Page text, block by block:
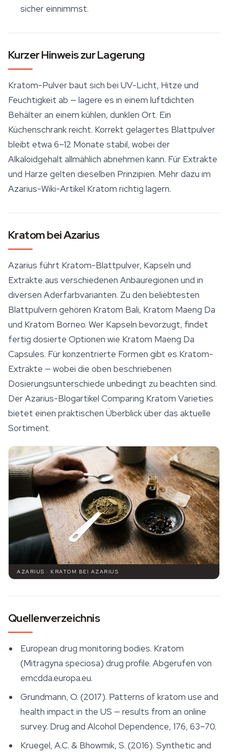
sicher einnimmst.
Kurzer Hinweis zur Lagerung
Kratom-Pulver baut sich bei UV-Licht, Hitze und
Feuchtigkeit ab — lagere es in einem luftdichten
Behälter an einem kühlen, dunklen Ort. Ein
Küchenschrank reicht. Korrekt gelagertes Blattpulver
bleibt etwa 6–12 Monate stabil, wobei der
Alkaloidgehalt allmählich abnehmen kann. Für Extrakte
und Harze gelten dieselben Prinzipien. Mehr dazu im
Azarius-Wiki-Artikel Kratom richtig lagern.
Kratom bei Azarius
Azarius führt Kratom-Blattpulver, Kapseln und
Extrakte aus verschiedenen Anbauregionen und in
diversen Aderfarbvarianten. Zu den beliebtesten
Blattpulvern gehören Kratom Bali, Kratom Maeng Da
und Kratom Borneo. Wer Kapseln bevorzugt, findet
fertig dosierte Optionen wie Kratom Maeng Da
Capsules. Für konzentrierte Formen gibt es Kratom-
Extrakte — wobei die oben beschriebenen
Dosierungsunterschiede unbedingt zu beachten sind.
Der Azarius-Blogartikel Comparing Kratom Varieties
bietet einen praktischen Überblick über das aktuelle
Sortiment.
AZARIUS · KRATOM BEI AZARIUS
Quellenverzeichnis
European drug monitoring bodies. Kratom
(Mitragyna speciosa) drug profile. Abgerufen von
emcdda.europa.eu.
Grundmann, O. (2017). Patterns of kratom use and
health impact in the US — results from an online
survey. Drug and Alcohol Dependence, 176, 63–70.
Kruegel, A.C. & Bhowmik, S. (2016). Synthetic and